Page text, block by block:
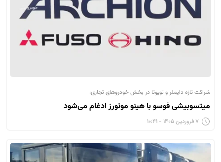
شراکت تازه دایملر و تویوتا در بخش خودروهای تجاری؛
میتسوبیشی فوسو با هینو موتورز ادغام می‌شود
۷ فروردین ۱۴۰۵ - ۱۰:۴۱